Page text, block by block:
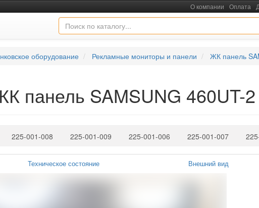
О компании Оплата
оборудование Рекламные мониторы и панели ЖК панель
панель SAMSUNG 460UT-2
225-001-008 225-001-009 225-001-006 225-001-007
Техническое состояние Внешний вид